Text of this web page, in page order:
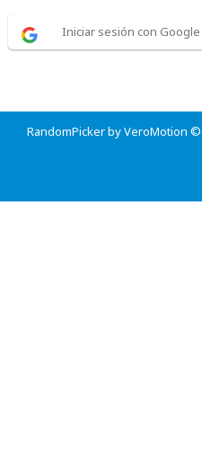
Iniciar sesión con Google
RandomPicker by VeroMotion